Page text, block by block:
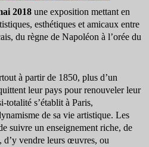
2018 une exposition mettant en
esthétiques et amicaux entre
du règne de Napoléon à l’orée du
à partir de 1850, plus d’un
leur pays pour renouveler leur
totalité s’établit à Paris,
de sa vie artistique. Les
suivre un enseignement riche, de
d’y vendre leurs œuvres, ou